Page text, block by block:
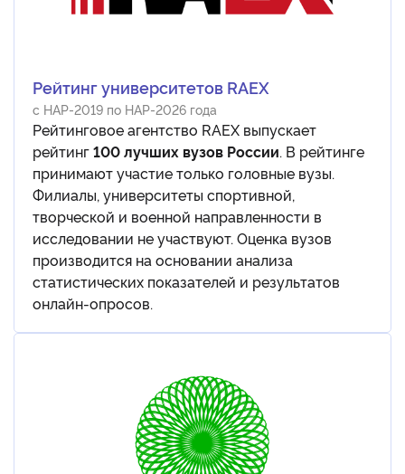
Рейтинг университетов RAEX
с НАР-2019 по НАР-2026 года
Рейтинговое агентство RAEX выпускает
рейтинг100 лучших вузов России. В рейтинге
принимают участие только головные вузы.
Филиалы, университеты спортивной,
творческой и военной направленности в
исследовании не участвуют. Оценка вузов
производится на основании анализа
статистических показателей и результатов
онлайн-опросов.